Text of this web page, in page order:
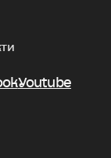
Youtube